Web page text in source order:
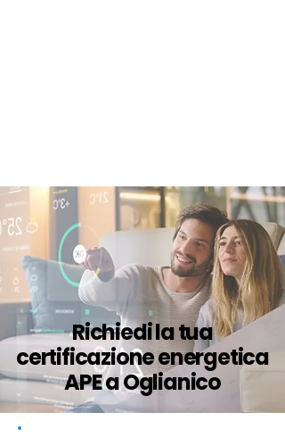
Richiedi la tua
certificazione energetica
APE a Oglianico